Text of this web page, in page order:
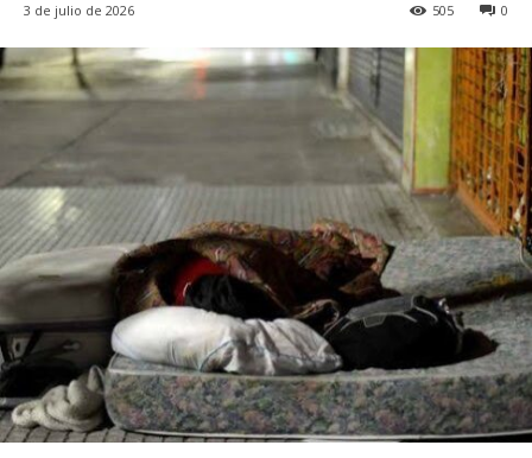
3 de julio de 2026 0
505